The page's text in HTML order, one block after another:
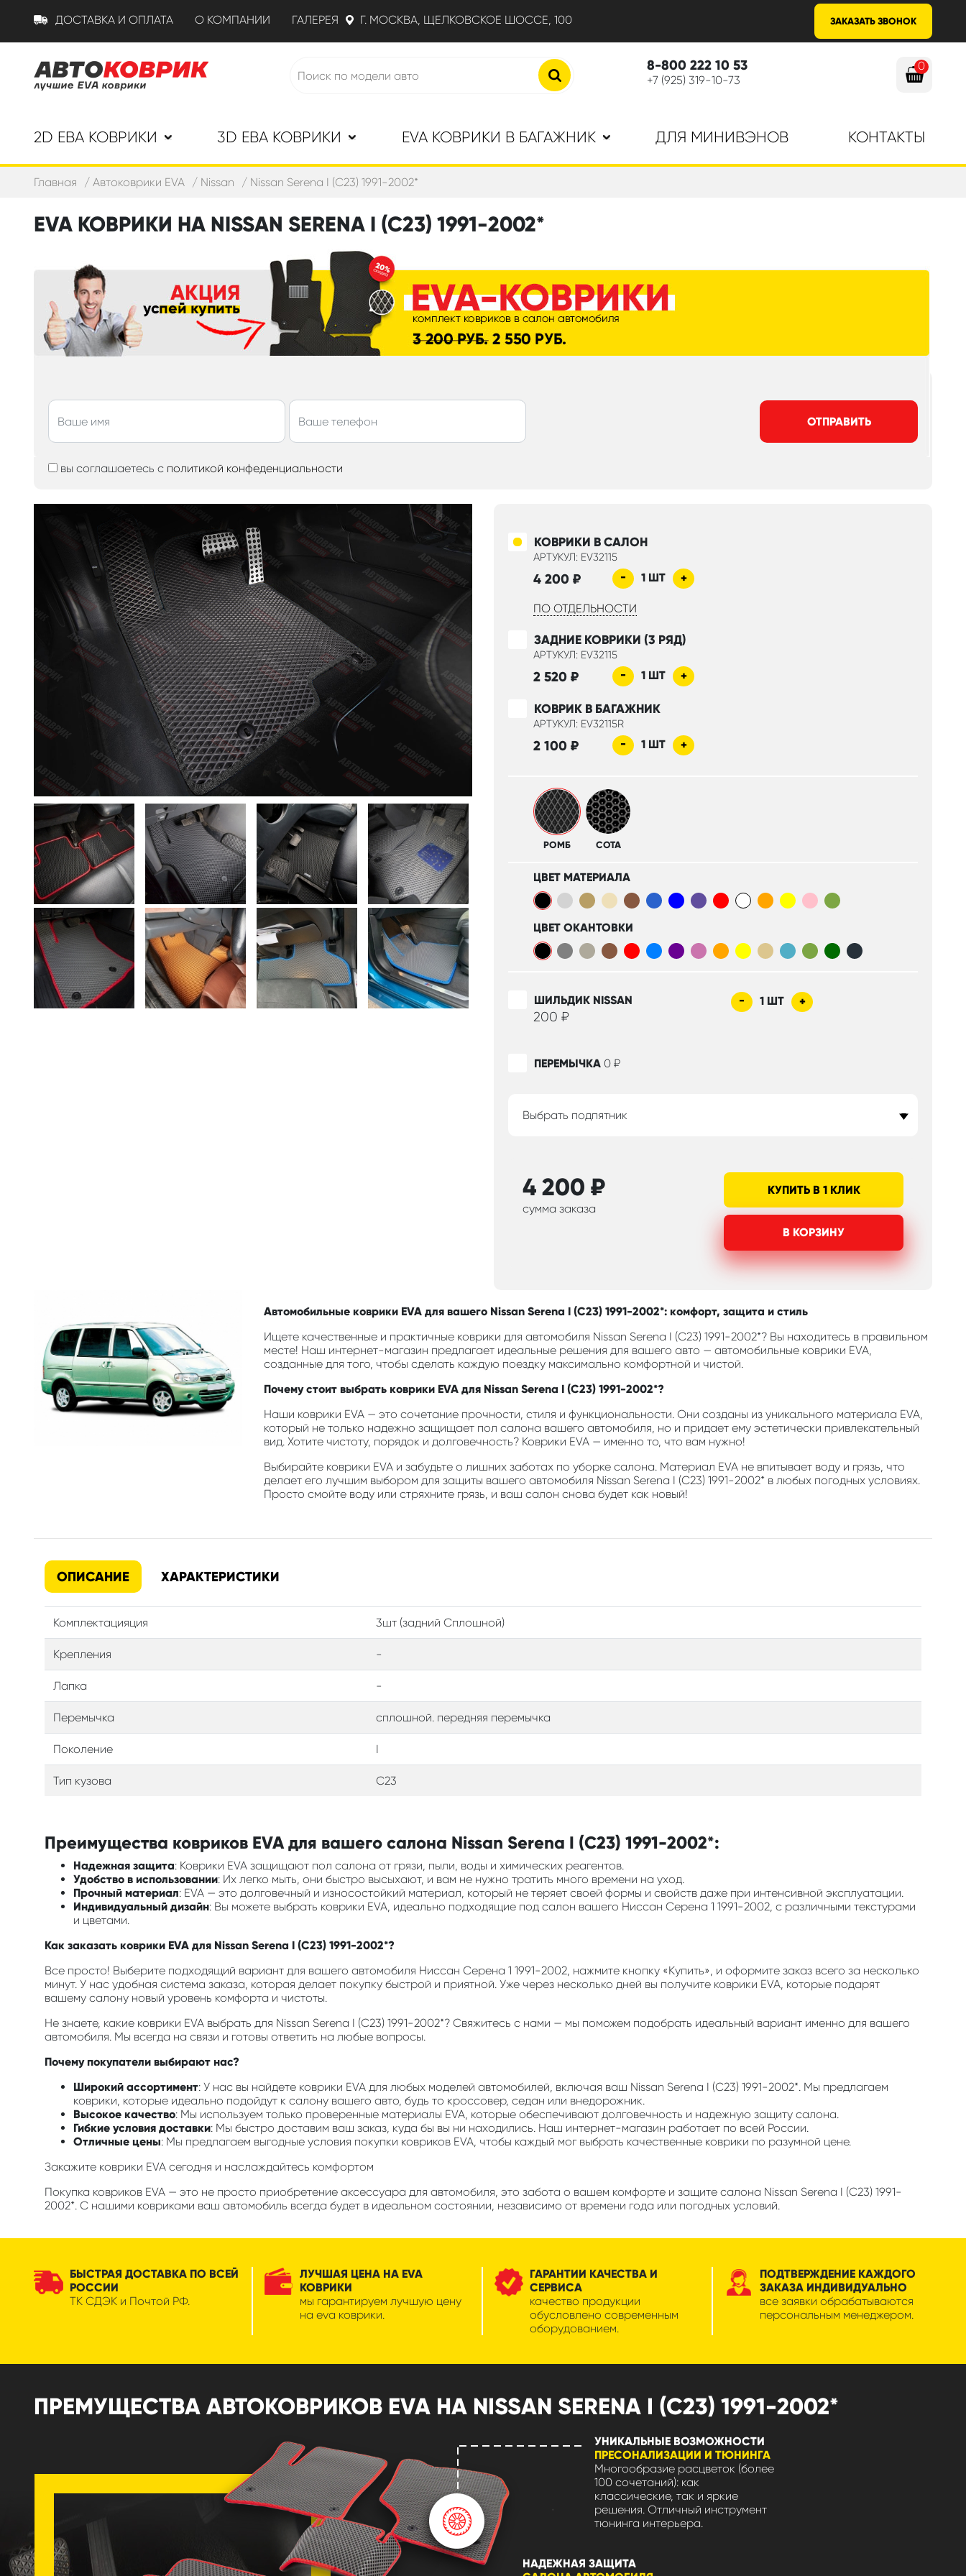
ДОСТАВКА И ОПЛАТА О КОМПАНИИ ГАЛЕРЕЯ Г. МОСКВА, ЩЕЛКОВСКОЕ ШОССЕ, 100 ЗАКАЗАТЬ ЗВОНОК
8-800 222 10 53
+7 (925) 319-10-73
0
2D ЕВА КОВРИКИ 3D ЕВА КОВРИКИ EVA КОВРИКИ В БАГАЖНИК ДЛЯ МИНИВЭНОВ КОНТАКТЫ
Главная Автоковрики EVA Nissan Nissan Serena I (C23) 1991-2002*
EVA КОВРИКИ НА NISSAN SERENA I (C23) 1991-2002*
ОТПРАВИТЬ
вы соглашаетесь с политикой конфеденциальности
КОВРИКИ В САЛОН
АРТУКУЛ: EV32115
4 200 ₽ - 1 ШТ +
ПО ОТДЕЛЬНОСТИ
ЗАДНИЕ КОВРИКИ (3 РЯД)
АРТУКУЛ: EV32115
2 520 ₽ - 1 ШТ +
КОВРИК В БАГАЖНИК
АРТУКУЛ: EV32115R
2 100 ₽ - 1 ШТ +
РОМБ СОТА
ЦВЕТ МАТЕРИАЛА
ЦВЕТ ОКАНТОВКИ
ШИЛЬДИК NISSAN
200 ₽
- 1 ШТ +
ПЕРЕМЫЧКА 0 ₽
Выбрать подпятник
4 200 ₽
сумма заказа
КУПИТЬ В 1 КЛИК
В КОРЗИНУ
Автомобильные коврики EVA для вашего Nissan Serena I (C23) 1991-2002*: комфорт, защита и стиль
Ищете качественные и практичные коврики для автомобиля Nissan Serena I (C23) 1991-2002*? Вы находитесь в правильном
месте! Наш интернет-магазин предлагает идеальные решения для вашего авто — автомобильные коврики EVA,
созданные для того, чтобы сделать каждую поездку максимально комфортной и чистой.
Почему стоит выбрать коврики EVA для Nissan Serena I (C23) 1991-2002*?
Наши коврики EVA — это сочетание прочности, стиля и функциональности. Они созданы из уникального материала EVA,
который не только надежно защищает пол салона вашего автомобиля, но и придает ему эстетически привлекательный
вид. Хотите чистоту, порядок и долговечность? Коврики EVA — именно то, что вам нужно!
Выбирайте коврики EVA и забудьте о лишних заботах по уборке салона. Материал EVA не впитывает воду и грязь, что
делает его лучшим выбором для защиты вашего автомобиля Nissan Serena I (C23) 1991-2002* в любых погодных условиях.
Просто смойте воду или стряхните грязь, и ваш салон снова будет как новый!
ОПИСАНИЕ ХАРАКТЕРИСТИКИ
Комплектацияция 3шт (задний Сплошной)
Крепления -
Лапка -
Перемычка сплошной. передняя перемычка
Поколение I
Тип кузова C23
Преимущества ковриков EVA для вашего салона Nissan Serena I (C23) 1991-2002*:
Надежная защита: Коврики EVA защищают пол салона от грязи, пыли, воды и химических реагентов.
Удобство в использовании: Их легко мыть, они быстро высыхают, и вам не нужно тратить много времени на уход.
Прочный материал: EVA — это долговечный и износостойкий материал, который не теряет своей формы и свойств даже при интенсивной эксплуатации.
Индивидуальный дизайн: Вы можете выбрать коврики EVA, идеально подходящие под салон вашего Ниссан Серена 1 1991-2002, с различными текстурами
и цветами.
Как заказать коврики EVA для Nissan Serena I (C23) 1991-2002*?
Все просто! Выберите подходящий вариант для вашего автомобиля Ниссан Серена 1 1991-2002, нажмите кнопку «Купить», и оформите заказ всего за несколько
минут. У нас удобная система заказа, которая делает покупку быстрой и приятной. Уже через несколько дней вы получите коврики EVA, которые подарят
вашему салону новый уровень комфорта и чистоты.
Не знаете, какие коврики EVA выбрать для Nissan Serena I (C23) 1991-2002*? Свяжитесь с нами — мы поможем подобрать идеальный вариант именно для вашего
автомобиля. Мы всегда на связи и готовы ответить на любые вопросы.
Почему покупатели выбирают нас?
Широкий ассортимент: У нас вы найдете коврики EVA для любых моделей автомобилей, включая ваш Nissan Serena I (C23) 1991-2002*. Мы предлагаем
коврики, которые идеально подойдут к салону вашего авто, будь то кроссовер, седан или внедорожник.
Высокое качество: Мы используем только проверенные материалы EVA, которые обеспечивают долговечность и надежную защиту салона.
Гибкие условия доставки: Мы быстро доставим ваш заказ, куда бы вы ни находились. Наш интернет-магазин работает по всей России.
Отличные цены: Мы предлагаем выгодные условия покупки ковриков EVA, чтобы каждый мог выбрать качественные коврики по разумной цене.
Закажите коврики EVA сегодня и наслаждайтесь комфортом
Покупка ковриков EVA — это не просто приобретение аксессуара для автомобиля, это забота о вашем комфорте и защите салона Nissan Serena I (C23) 1991-
2002*. С нашими ковриками ваш автомобиль всегда будет в идеальном состоянии, независимо от времени года или погодных условий.
БЫСТРАЯ ДОСТАВКА ПО ВСЕЙ
РОССИИ
ТК СДЭК и Почтой РФ.
ЛУЧШАЯ ЦЕНА НА EVA
КОВРИКИ
мы гарантируем лучшую цену
на eva коврики.
ГАРАНТИИ КАЧЕСТВА И
СЕРВИСА
качество продукции
обусловлено современным
оборудованием.
ПОДТВЕРЖДЕНИЕ КАЖДОГО
ЗАКАЗА ИНДИВИДУАЛЬНО
все заявки обрабатываются
персональным менеджером.
ПРЕМУЩЕСТВА АВТОКОВРИКОВ EVA НА NISSAN SERENA I (C23) 1991-2002*
УНИКАЛЬНЫЕ ВОЗМОЖНОСТИ
ПРЕСОНАЛИЗАЦИИ И ТЮНИНГА
Многообразие расцветок (более
100 сочетаний): как
классические, так и яркие
решения. Отличный инструмент
тюнинга интерьера.
НАДЕЖНАЯ ЗАЩИТА